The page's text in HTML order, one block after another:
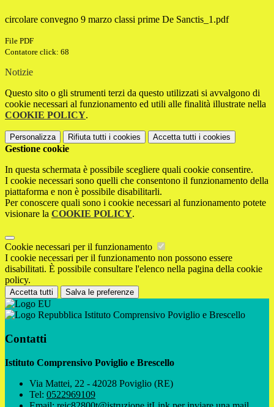
circolare convegno 9 marzo classi prime De Sanctis_1.pdf
File PDF
Contatore click: 68
Notizie
Questo sito o gli strumenti terzi da questo utilizzati si avvalgono di
cookie necessari al funzionamento ed utili alle finalità illustrate nella
COOKIE POLICY.
Personalizza Rifiuta tutti i cookies Accetta tutti i cookies
Gestione cookie
In questa schermata è possibile scegliere quali cookie consentire.
I cookie necessari sono quelli che consentono il funzionamento della
piattaforma e non è possibile disabilitarli.
Per conoscere quali sono i cookie necessari al funzionamento potete
visionare la COOKIE POLICY.
Cookie necessari per il funzionamento
I cookie necessari per il funzionamento non possono essere
disabilitati. È possibile consultare l'elenco nella pagina della cookie
policy.
Accetta tutti Salva le preferenze
Istituto Comprensivo Poviglio e Brescello
Contatti
Istituto Comprensivo Poviglio e Brescello
Via Mattei, 22 - 42028 Poviglio (RE)
Tel: 0522969109